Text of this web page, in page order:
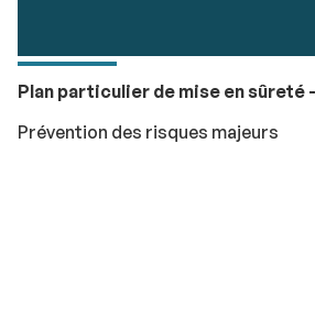
Plan particulier de mise en sûreté
Prévention des risques majeurs